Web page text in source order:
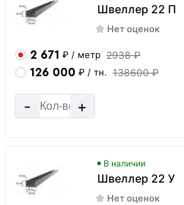
Швеллер 22 П
Нет оценок
2 671 ₽ / метр 2938 ₽
126 000 ₽ / тн. 138600 ₽
- +
В наличии
Швеллер 22 У
Нет оценок